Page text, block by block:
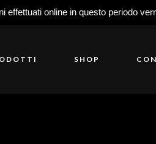
online in questo periodo
SHOP